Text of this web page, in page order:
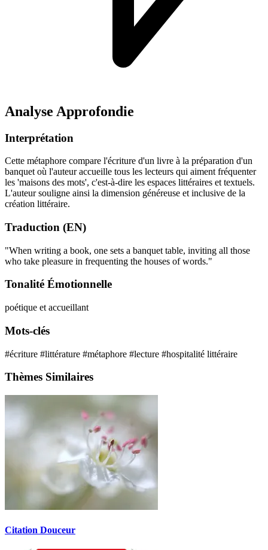
Analyse Approfondie
Interprétation
Cette métaphore compare l'écriture d'un livre à la préparation d'un
banquet où l'auteur accueille tous les lecteurs qui aiment fréquenter
les 'maisons des mots', c'est-à-dire les espaces littéraires et textuels.
L'auteur souligne ainsi la dimension généreuse et inclusive de la
création littéraire.
Traduction (EN)
"When writing a book, one sets a banquet table, inviting all those
who take pleasure in frequenting the houses of words."
Tonalité Émotionnelle
poétique et accueillant
Mots-clés
#écriture #littérature #métaphore #lecture #hospitalité littéraire
Thèmes Similaires
Citation Douceur